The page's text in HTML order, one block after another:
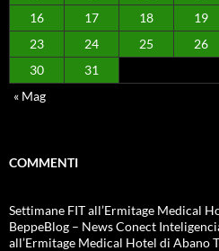
16
17 18 19
23
24 25 26
30
31
« Mag
COMMENTI
Settimane FIT all’Ermitage Medical
BeppeBlog – News Conect
all’Ermitage Medical Hotel di Abano